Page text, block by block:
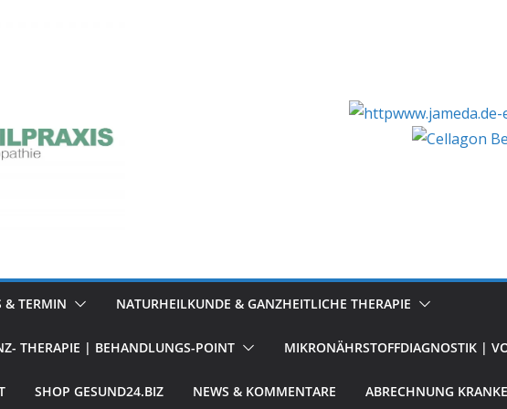
& TERMIN NATURHEILKUNDE & GANZHEITLICHE THERAPIE
THERAPIE | BEHANDLUNGS-POINT MIKRONÄHRSTOFFDIAGNOSTIK |
SHOP GESUND24.BIZ NEWS & KOMMENTARE ABRECHNUNG